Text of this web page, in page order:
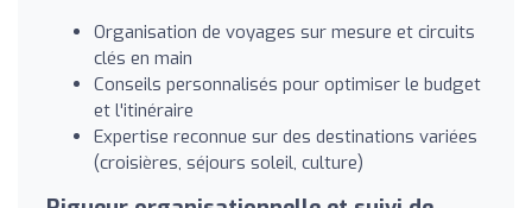
Organisation de voyages sur mesure et circuits
clés en main
Conseils personnalisés pour optimiser le budget
et l'itinéraire
Expertise reconnue sur des destinations variées
(croisières, séjours soleil, culture)